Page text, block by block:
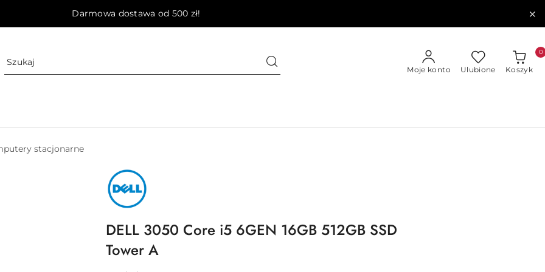
Darmowa dostawa od 500 zł!
Moje konto Ulubione Koszyk
0
stacjonarne
NAZWA
PRODUCENTA:
DELL
DELL 3050 Core i5 6GEN 16GB 512GB SSD
Tower A